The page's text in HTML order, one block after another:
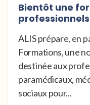
Bientôt une
professionnels
ALIS prépare, en
Formations, une
destinée aux
paramédicaux,
sociaux pour...